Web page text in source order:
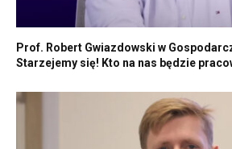
Prof. Robert Gwiazdowski w
Starzejemy się! Kto na nas będzie